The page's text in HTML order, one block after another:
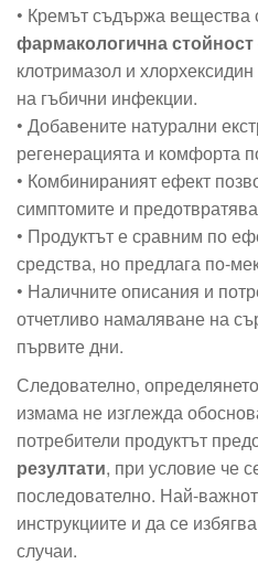
• Кремът съдържа вещества
фармакологична стойност
клотримазол и
на гъбични инфекции.
• Добавените натурални
регенерацията и комфорта
• Комбинираният ефект
симптомите и
• Продуктът е сравним по
средства, но предлага по-
• Наличните описания и
отчетливо намаляване на
първите дни.
Следователно,
измама не изглежда
потребители продуктът
резултати, при условие че
последователно. Най-
инструкциите и да се
случаи.